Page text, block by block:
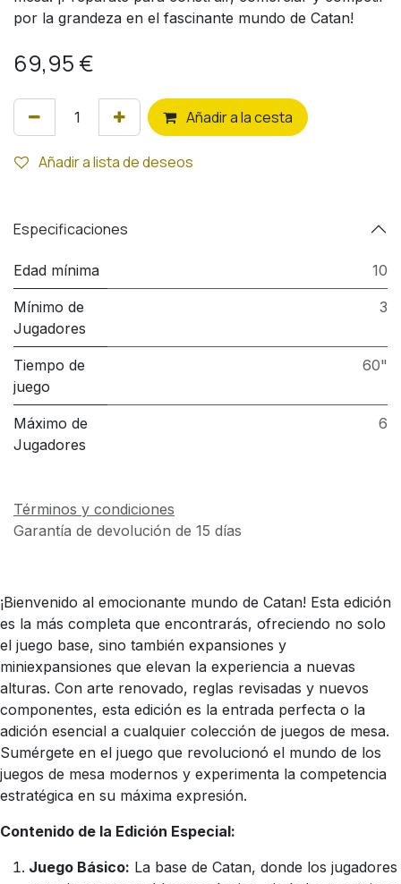
por la grandeza en el fascinante mundo de Catan!
69,95 €
Añadir a la cesta
Añadir a lista de deseos
Especificaciones
Edad mínima 10
Mínimo de
Jugadores
3
Tiempo de
juego
60"
Máximo de
Jugadores
6
Términos y condiciones
Garantía de devolución de 15 días
¡Bienvenido al emocionante mundo de Catan! Esta edición
es la más completa que encontrarás, ofreciendo no solo
el juego base, sino también expansiones y
miniexpansiones que elevan la experiencia a nuevas
alturas. Con arte renovado, reglas revisadas y nuevos
componentes, esta edición es la entrada perfecta o la
adición esencial a cualquier colección de juegos de mesa.
Sumérgete en el juego que revolucionó el mundo de los
juegos de mesa modernos y experimenta la competencia
estratégica en su máxima expresión.
Contenido de la Edición Especial:
Juego Básico: La base de Catan, donde los jugadores